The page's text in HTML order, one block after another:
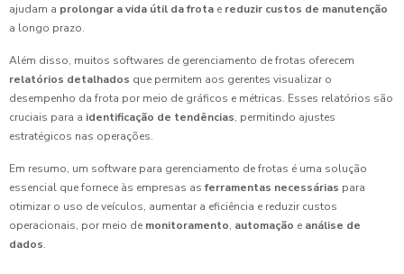
ajudam a prolongar a vida útil da frota e reduzir custos de manutenção
a longo prazo.
Além disso, muitos softwares de gerenciamento de frotas oferecem
relatórios detalhados que permitem aos gerentes visualizar o
desempenho da frota por meio de gráficos e métricas. Esses relatórios são
cruciais para a identificação de tendências, permitindo ajustes
estratégicos nas operações.
Em resumo, um software para gerenciamento de frotas é uma solução
essencial que fornece às empresas as ferramentas necessárias para
otimizar o uso de veículos, aumentar a eficiência e reduzir custos
operacionais, por meio de monitoramento, automação e análise de
dados.